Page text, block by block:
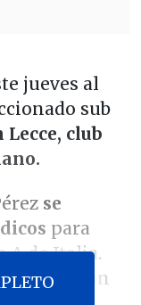
jueves al
sub
club
se
para
A de Italia.
cara a un